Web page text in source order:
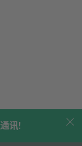
讯!